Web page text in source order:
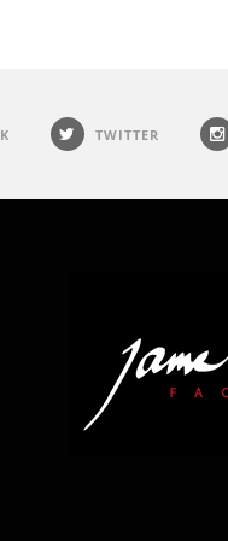
TWITTER